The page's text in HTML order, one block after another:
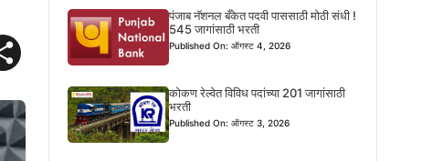
पंजाब नॅशनल बँकेत पदवी पाससाठी मोठी संधी !
545 जागांसाठी भरती
Published On: ऑगस्ट 4, 2026
कोकण रेल्वेत विविध पदांच्या 201 जागांसाठी
भरती
Published On: ऑगस्ट 3, 2026